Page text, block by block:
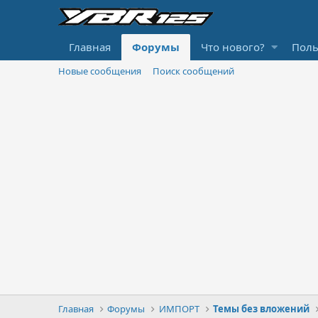
Главная Форумы Что нового?
Новые сообщения Поиск сообщений
Главная Форумы ИМПОРТ Темы без вложений